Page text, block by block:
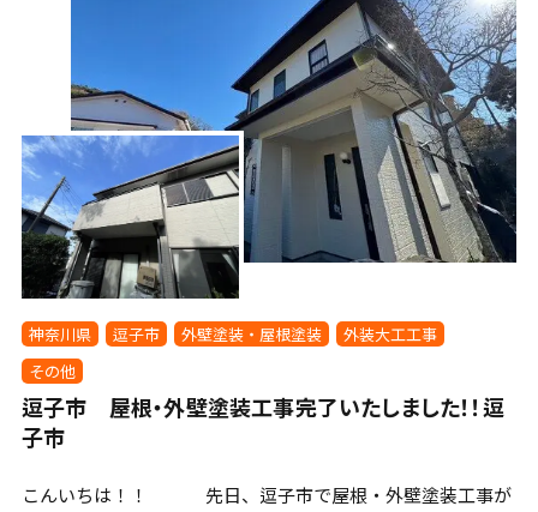
神奈川県 逗子市 外壁塗装・屋根塗装
外装大工工事
その他
逗子市 屋根・外壁塗装工事完了いたしました！！逗
子市
こんいちは！！ 先日、逗子市で屋根・外壁塗装工事が